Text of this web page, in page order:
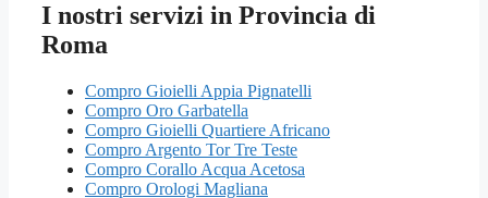
I nostri servizi in Provincia di
Roma
Compro Gioielli Appia Pignatelli
Compro Oro Garbatella
Compro Gioielli Quartiere Africano
Compro Argento Tor Tre Teste
Compro Corallo Acqua Acetosa
Compro Orologi Magliana